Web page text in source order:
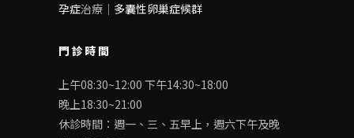
孕症治療｜ 多囊性卵巢症候群
門診時間
上午08:30~12:00 下午14:30~18:00
晚上18:30~21:00
休診時間：週一、三、五早上，週六下午及晚